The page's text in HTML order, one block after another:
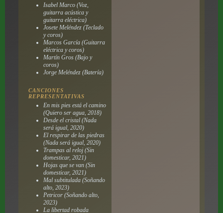
Isabel Marco (Voz,
guitarra acústica y
guitarra eléctrica)
Josete Meléndez (Teclado
y coros)
Marcos García (Guitarra
eléctrica y coros)
Martín Gros (Bajo y
coros)
Jorge Meléndez (Batería)
CANCIONES
REPRESENTATIVAS
En mis pies está el camino
(Quiero ser agua, 2018)
Desde el cristal (Nada
será igual, 2020)
El respirar de las piedras
(Nada será igual, 2020)
Trampas al reloj (Sin
domesticar, 2021)
Hojas que se van (Sin
domesticar, 2021)
Mal subtitulada (Soñando
alto, 2023)
Petricor (Soñando alto,
2023)
La libertad robada